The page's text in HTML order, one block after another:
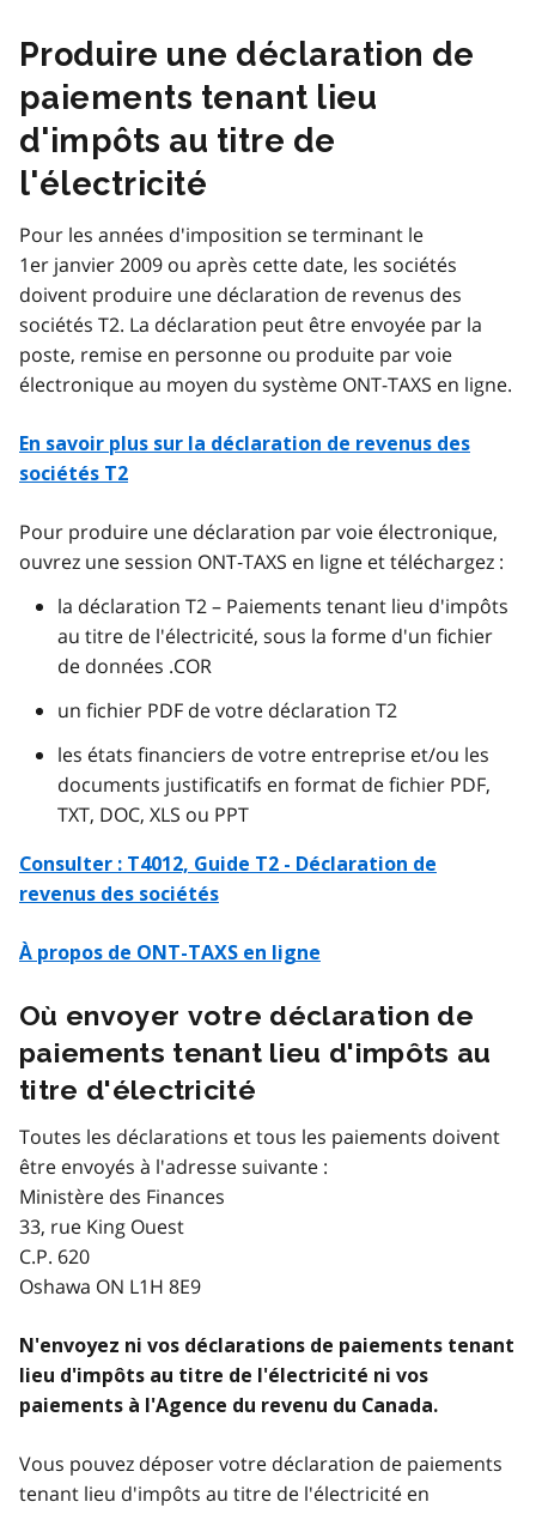
Produire une déclaration de
paiements tenant lieu
d'impôts au titre de
l'électricité
Pour les années d'imposition se terminant le
1er janvier 2009 ou après cette date, les sociétés
doivent produire une déclaration de revenus des
sociétés T2. La déclaration peut être envoyée par la
poste, remise en personne ou produite par voie
électronique au moyen du système ONT-TAXS en ligne.
En savoir plus sur la déclaration de revenus des
sociétés T2
Pour produire une déclaration par voie électronique,
ouvrez une session ONT‑TAXS en ligne et téléchargez :
la déclaration T2 – Paiements tenant lieu d'impôts
au titre de l'électricité, sous la forme d'un fichier
de données .COR
un fichier PDF de votre déclaration T2
les états financiers de votre entreprise et/ou les
documents justificatifs en format de fichier PDF,
TXT, DOC, XLS ou PPT
Consulter : T4012, Guide T2 - Déclaration de
revenus des sociétés
À propos de ONT-TAXS en ligne
Où envoyer votre déclaration de
paiements tenant lieu d'impôts au
titre d'électricité
Toutes les déclarations et tous les paiements doivent
être envoyés à l'adresse suivante :
Ministère des Finances
33, rue King Ouest
C.P. 620
Oshawa ON L1H 8E9
N'envoyez ni vos déclarations de paiements tenant
lieu d'impôts au titre de l'électricité ni vos
paiements à l'Agence du revenu du Canada.
Vous pouvez déposer votre déclaration de paiements
tenant lieu d'impôts au titre de l'électricité en